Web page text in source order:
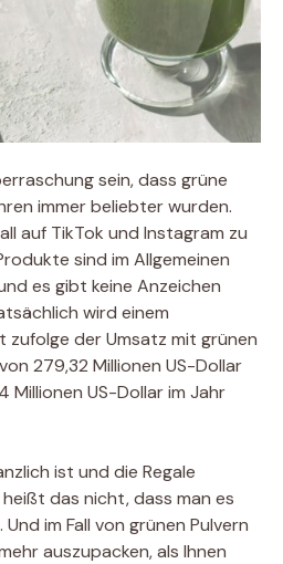
sein, dass grüne
immer beliebter wurden.
auf TikTok und Instagram zu
sind im Allgemeinen
es gibt keine Anzeichen
wird einem
der Umsatz mit grünen
279,32 Millionen US-Dollar
US-Dollar im Jahr
ist und die Regale
das nicht, dass man es
im Fall von grünen Pulvern
auszupacken, als Ihnen